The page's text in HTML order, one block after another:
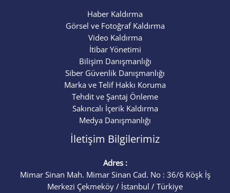
Haber Kaldırma
Görsel ve Fotoğraf Kaldırma
Video Kaldırma
İtibar Yönetimi
Bilişim Danışmanlığı
Siber Güvenlik Danışmanlığı
Marka ve Telif Hakkı Koruma
Tehdit ve Şantaj Önleme
Sakıncalı İçerik Kaldırma
Medya Danışmanlığı
İletişim Bilgilerimiz
Adres :
Mimar Sinan Mah. Mimar Sinan Cad. No : 36/6 Köşk İş
Merkezi Çekmeköy / İstanbul / Türkiye